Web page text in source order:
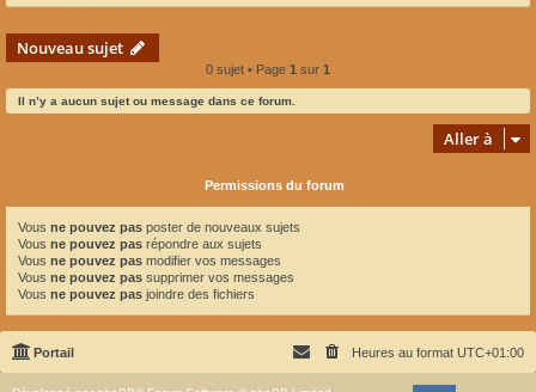
Nouveau sujet
0 sujet • Page 1 sur 1
Il n’y a aucun sujet ou message dans ce forum.
Aller à
Permissions du forum
Vous ne pouvez pas poster de nouveaux sujets
Vous ne pouvez pas répondre aux sujets
Vous ne pouvez pas modifier vos messages
Vous ne pouvez pas supprimer vos messages
Vous ne pouvez pas joindre des fichiers
Portail Heures au format UTC+01:00